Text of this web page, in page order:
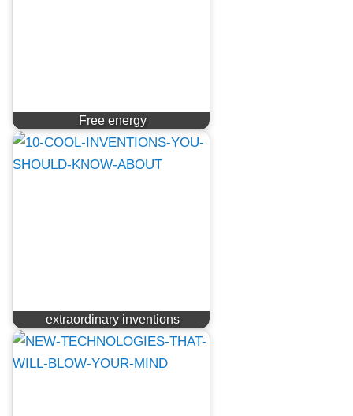
Free energy
extraordinary inventions